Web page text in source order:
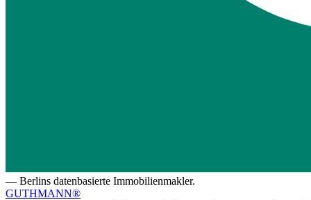
— Berlins datenbasierte Immobilienmakler.
GUTHMANN®